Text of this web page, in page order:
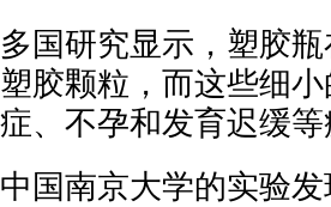
多国研究显示，塑胶
塑胶颗粒，而这些细
症、不孕和发育迟缓等
中国南京大学的实验